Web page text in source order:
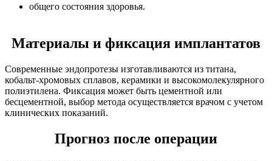
общего состояния здоровья.
Материалы и фиксация имплантатов
Современные эндопротезы изготавливаются из титана,
кобальт-хромовых сплавов, керамики и высокомолекулярного
полиэтилена. Фиксация может быть цементной или
бесцементной, выбор метода осуществляется врачом с учетом
клинических показаний.
Прогноз после операции